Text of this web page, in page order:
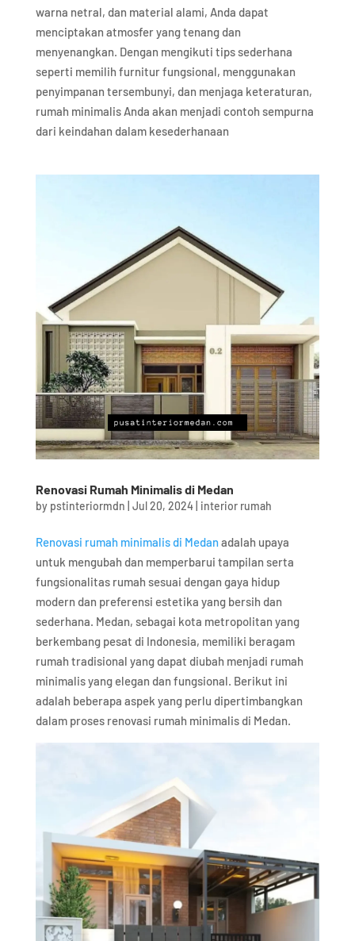
warna netral, dan material alami, Anda dapat
menciptakan atmosfer yang tenang dan
menyenangkan. Dengan mengikuti tips sederhana
seperti memilih furnitur fungsional, menggunakan
penyimpanan tersembunyi, dan menjaga keteraturan,
rumah minimalis Anda akan menjadi contoh sempurna
dari keindahan dalam kesederhanaan
Renovasi Rumah Minimalis di Medan
by pstinteriormdn Jul 20, 2024| interior rumah
Renovasi rumah minimalis di Medanadalah upaya
untuk mengubah dan memperbarui tampilan serta
fungsionalitas rumah sesuai dengan gaya hidup
modern dan preferensi estetika yang bersih dan
sederhana. Medan, sebagai kota metropolitan yang
berkembang pesat di Indonesia, memiliki beragam
rumah tradisional yang dapat diubah menjadi rumah
minimalis yang elegan dan fungsional. Berikut ini
adalah beberapa aspek yang perlu dipertimbangkan
dalam proses renovasi rumah minimalis di Medan.